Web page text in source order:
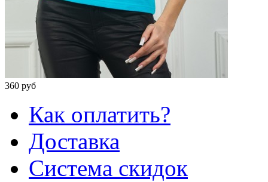
360 руб
Как оплатить?
Доставка
Система скидок